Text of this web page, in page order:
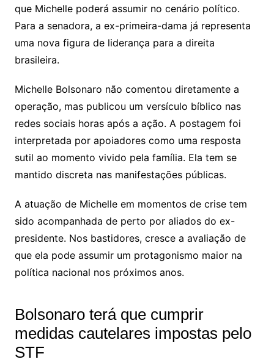
que Michelle poderá assumir no cenário político.
Para a senadora, a ex-primeira-dama já representa
uma nova figura de liderança para a direita
brasileira.
Michelle Bolsonaro não comentou diretamente a
operação, mas publicou um versículo bíblico nas
redes sociais horas após a ação. A postagem foi
interpretada por apoiadores como uma resposta
sutil ao momento vivido pela família. Ela tem se
mantido discreta nas manifestações públicas.
A atuação de Michelle em momentos de crise tem
sido acompanhada de perto por aliados do ex-
presidente. Nos bastidores, cresce a avaliação de
que ela pode assumir um protagonismo maior na
política nacional nos próximos anos.
Bolsonaro terá que cumprir
medidas cautelares impostas pelo
STF